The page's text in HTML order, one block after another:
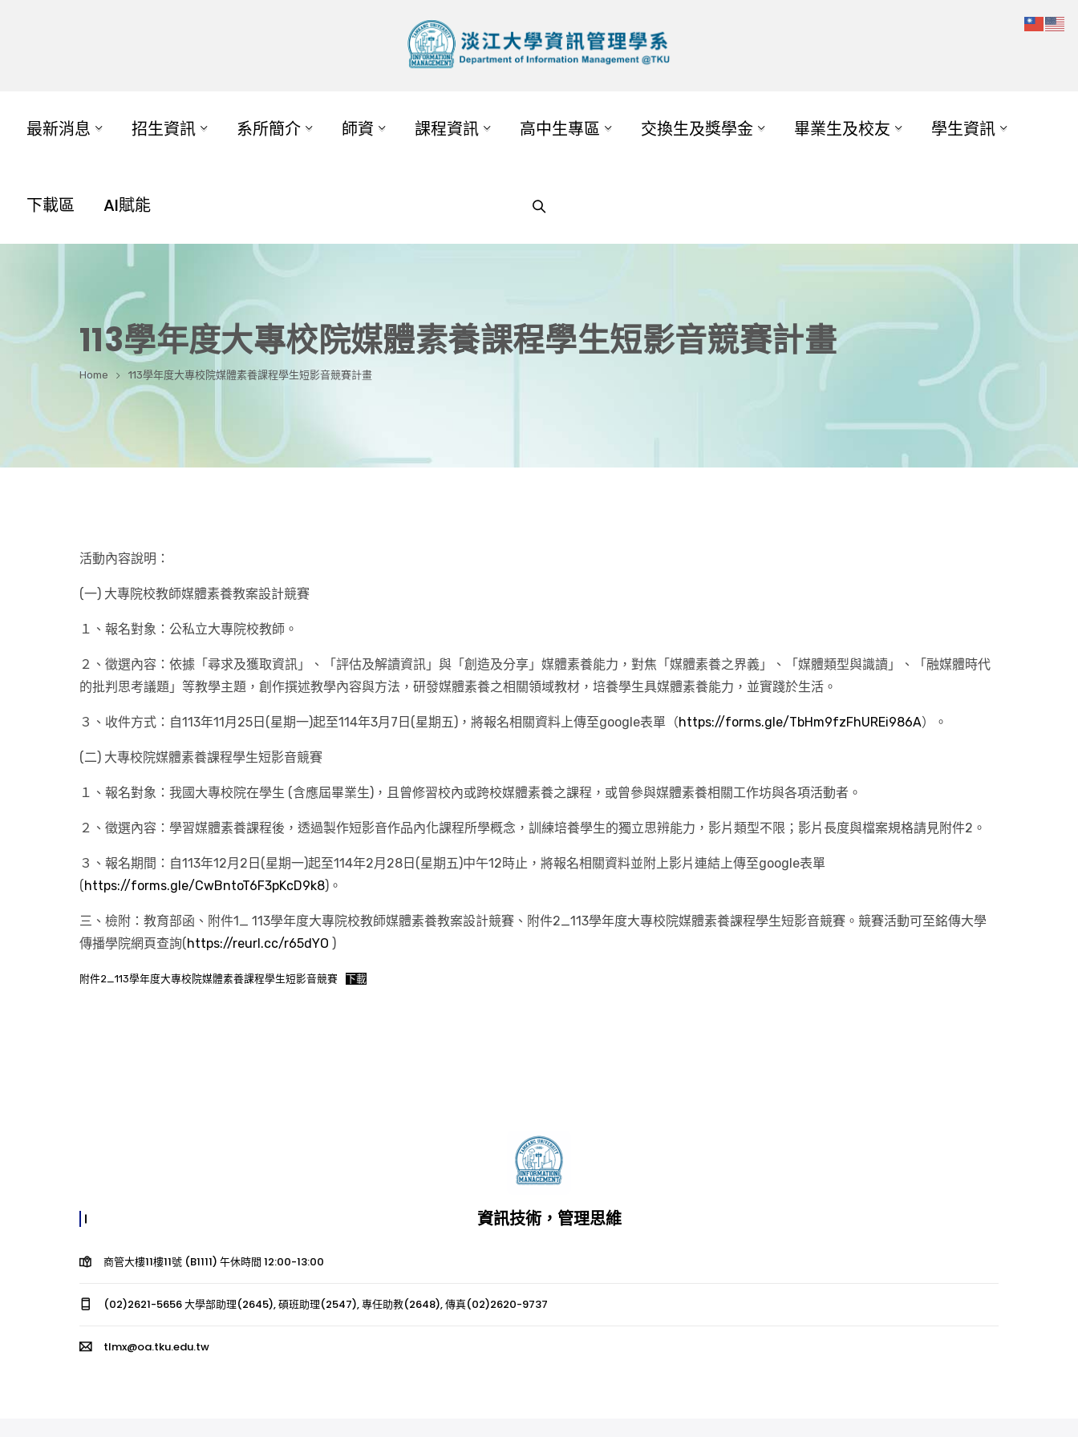
最新消息 招生資訊 系所簡介 師資 課程資訊 高中生專區 交換生及獎學金 畢業生及校友 學生資訊
下載區 AI賦能
113學年度大專校院媒體素養課程學生短影音競賽計畫
Home 113學年度大專校院媒體素養課程學生短影音競賽計畫
活動內容說明：
(一) 大專院校教師媒體素養教案設計競賽
１、報名對象：公私立大專院校教師。
２、徵選內容：依據「尋求及獲取資訊」、「評估及解讀資訊」與「創造及分享」媒體素養能力，對焦「媒體素養之界義」、「媒體類型與識讀」、「融媒體時代
的批判思考議題」等教學主題，創作撰述教學內容與方法，研發媒體素養之相關領域教材，培養學生具媒體素養能力，並實踐於生活。
３、收件方式：自113年11月25日(星期一)起至114年3月7日(星期五)，將報名相關資料上傳至google表單（https://forms.gle/TbHm9fzFhUREi986A）。
(二) 大專校院媒體素養課程學生短影音競賽
１、報名對象：我國大專校院在學生 (含應屆畢業生)，且曾修習校內或跨校媒體素養之課程，或曾參與媒體素養相關工作坊與各項活動者。
２、徵選內容：學習媒體素養課程後，透過製作短影音作品內化課程所學概念，訓練培養學生的獨立思辨能力，影片類型不限；影片長度與檔案規格請見附件2。
３、報名期間：自113年12月2日(星期一)起至114年2月28日(星期五)中午12時止，將報名相關資料並附上影片連結上傳至google表單
(https://forms.gle/CwBntoT6F3pKcD9k8)。
三、檢附：教育部函、附件1_ 113學年度大專院校教師媒體素養教案設計競賽、附件2_113學年度大專校院媒體素養課程學生短影音競賽。競賽活動可至銘傳大學
傳播學院網頁查詢(https://reurl.cc/r65dYO )
附件2_113學年度大專校院媒體素養課程學生短影音競賽 下載
資訊技術，管理思維
商管大樓11樓11號 (B1111) 午休時間 12:00-13:00
(02)2621-5656 大學部助理(2645), 碩班助理(2547), 專任助教(2648), 傳真(02)2620-9737
tlmx@oa.tku.edu.tw